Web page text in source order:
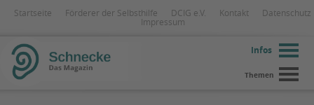
Startseite Förderer der Selbsthilfe DCIG e.V. Kontakt
Datenschutz
Impressum
Infos
Themen